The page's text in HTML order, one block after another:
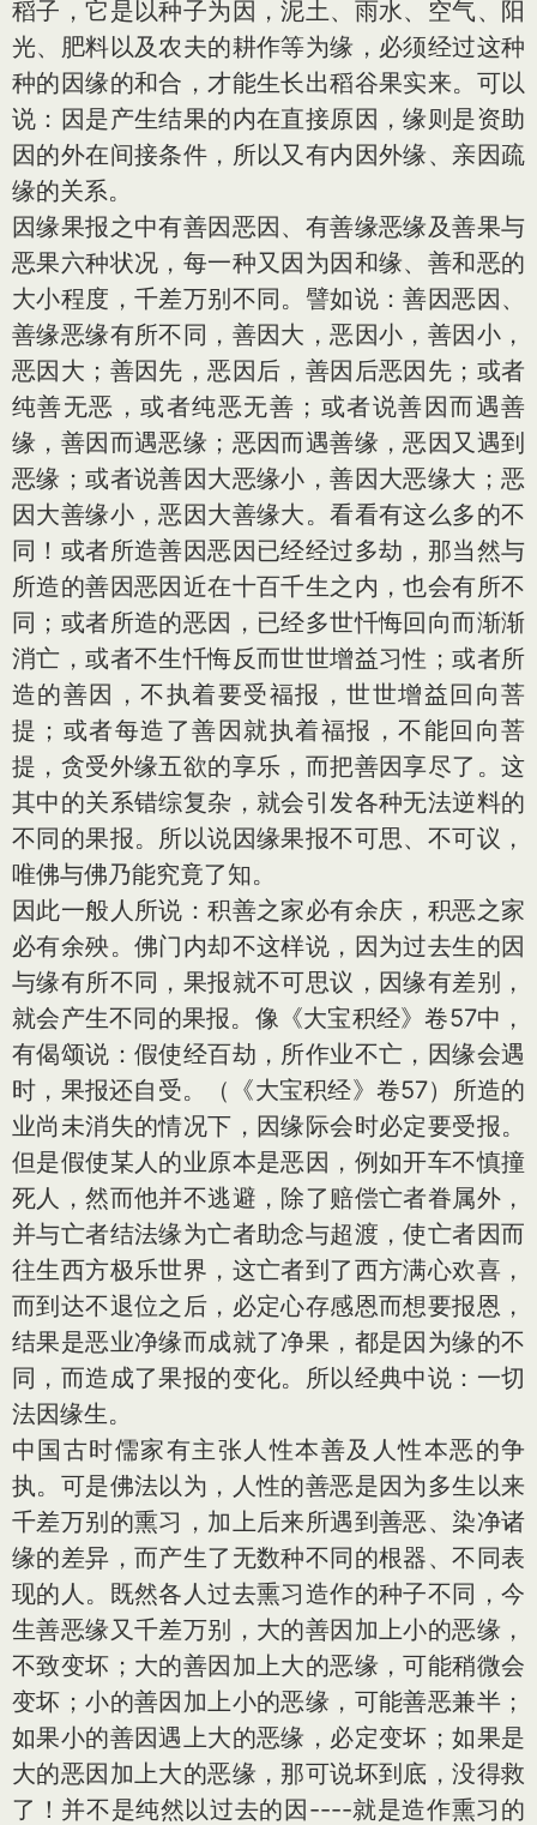
稻子，它是以种子为因，泥土、雨水、空气、阳
光、肥料以及农夫的耕作等为缘，必须经过这种
种的因缘的和合，才能生长出稻谷果实来。可以
说：因是产生结果的内在直接原因，缘则是资助
因的外在间接条件，所以又有内因外缘、亲因疏
缘的关系。
因缘果报之中有善因恶因、有善缘恶缘及善果与
恶果六种状况，每一种又因为因和缘、善和恶的
大小程度，千差万别不同。譬如说：善因恶因、
善缘恶缘有所不同，善因大，恶因小，善因小，
恶因大；善因先，恶因后，善因后恶因先；或者
纯善无恶，或者纯恶无善；或者说善因而遇善
缘，善因而遇恶缘；恶因而遇善缘，恶因又遇到
恶缘；或者说善因大恶缘小，善因大恶缘大；恶
因大善缘小，恶因大善缘大。看看有这么多的不
同！或者所造善因恶因已经经过多劫，那当然与
所造的善因恶因近在十百千生之内，也会有所不
同；或者所造的恶因，已经多世忏悔回向而渐渐
消亡，或者不生忏悔反而世世增益习性；或者所
造的善因，不执着要受福报，世世增益回向菩
提；或者每造了善因就执着福报，不能回向菩
提，贪受外缘五欲的享乐，而把善因享尽了。这
其中的关系错综复杂，就会引发各种无法逆料的
不同的果报。所以说因缘果报不可思、不可议，
唯佛与佛乃能究竟了知。
因此一般人所说：积善之家必有余庆，积恶之家
必有余殃。佛门内却不这样说，因为过去生的因
与缘有所不同，果报就不可思议，因缘有差别，
就会产生不同的果报。像《大宝积经》卷57中，
有偈颂说：假使经百劫，所作业不亡，因缘会遇
时，果报还自受。（《大宝积经》卷57）所造的
业尚未消失的情况下，因缘际会时必定要受报。
但是假使某人的业原本是恶因，例如开车不慎撞
死人，然而他并不逃避，除了赔偿亡者眷属外，
并与亡者结法缘为亡者助念与超渡，使亡者因而
往生西方极乐世界，这亡者到了西方满心欢喜，
而到达不退位之后，必定心存感恩而想要报恩，
结果是恶业净缘而成就了净果，都是因为缘的不
同，而造成了果报的变化。所以经典中说：一切
法因缘生。
中国古时儒家有主张人性本善及人性本恶的争
执。可是佛法以为，人性的善恶是因为多生以来
千差万别的熏习，加上后来所遇到善恶、染净诸
缘的差异，而产生了无数种不同的根器、不同表
现的人。既然各人过去熏习造作的种子不同，今
生善恶缘又千差万别，大的善因加上小的恶缘，
不致变坏；大的善因加上大的恶缘，可能稍微会
变坏；小的善因加上小的恶缘，可能善恶兼半；
如果小的善因遇上大的恶缘，必定变坏；如果是
大的恶因加上大的恶缘，那可说坏到底，没得救
了！并不是纯然以过去的因----就是造作熏习的